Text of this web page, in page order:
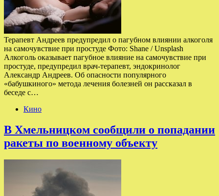
Терапевт Андреев предупредил о пагубном влиянии алкоголя
на самочувствие при простуде Фото: Shane / Unsplash
Алкоголь оказывает пагубное влияние на самочувствие при
простуде, предупредил врач-терапевт, эндокринолог
Александр Андреев. Об опасности популярного
«бабушкиного» метода лечения болезней он рассказал в
беседе с…
Кино
В Хмельницком сообщили о попадании
ракеты по военному объекту